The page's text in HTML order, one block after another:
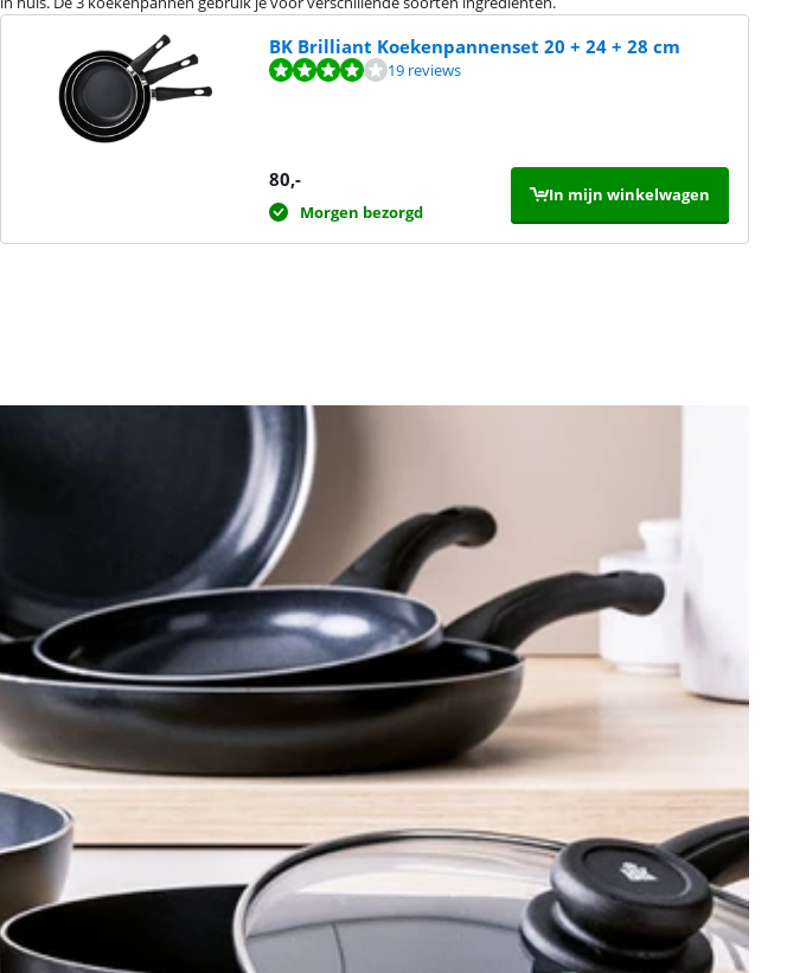
BK Brilliant Koekenpannenset 20 + 24 + 28 cm
19 reviews
80,-
Morgen bezorgd
In mijn winkelwagen